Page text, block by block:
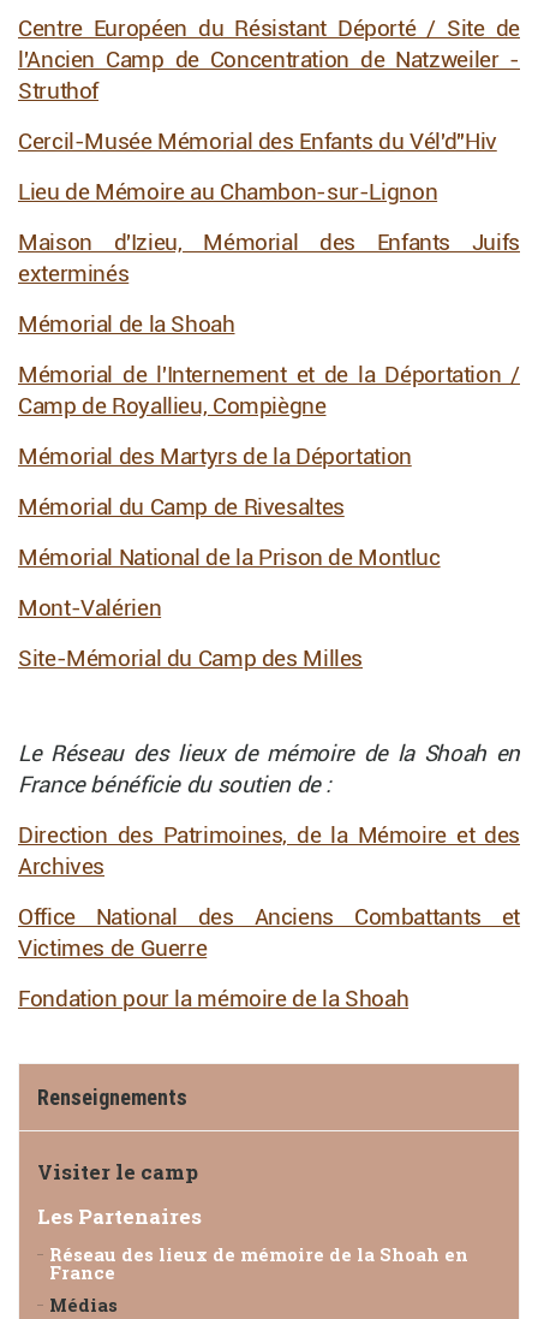
Centre Européen du Résistant Déporté / Site de
l'Ancien Camp de Concentration de Natzweiler -
Struthof
Cercil-Musée Mémorial des Enfants du Vél'd"Hiv
Lieu de Mémoire au Chambon-sur-Lignon
Maison d'Izieu, Mémorial des Enfants Juifs
exterminés
Mémorial de la Shoah
Mémorial de l'Internement et de la Déportation /
Camp de Royallieu, Compiègne
Mémorial des Martyrs de la Déportation
Mémorial du Camp de Rivesaltes
Mémorial National de la Prison de Montluc
Mont-Valérien
Site-Mémorial du Camp des Milles
Le Réseau des lieux de mémoire de la Shoah en
France bénéficie du soutien de :
Direction des Patrimoines, de la Mémoire et des
Archives
Office National des Anciens Combattants et
Victimes de Guerre
Fondation pour la mémoire de la Shoah
Renseignements
Visiter le camp
Les Partenaires
Réseau des lieux de mémoire de la Shoah en
France
Médias